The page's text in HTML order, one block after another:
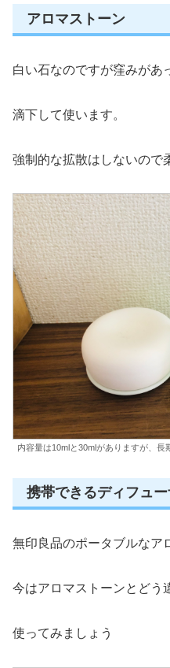
アロマストーン
白い石なのですが窪みがあ
滴下して使います。
強制的な拡散はしないので
内容量は10mlと30mlがありますが、長
携帯できるディフュ
無印良品のポータブルなア
今はアロマストーンとどう
使ってみましょう